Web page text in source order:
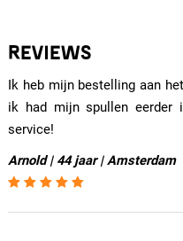
REVIEWS
Ik heb mijn bestelling aan
ik had mijn spullen eerder
service!
Arnold | 44 jaar | Amsterdam